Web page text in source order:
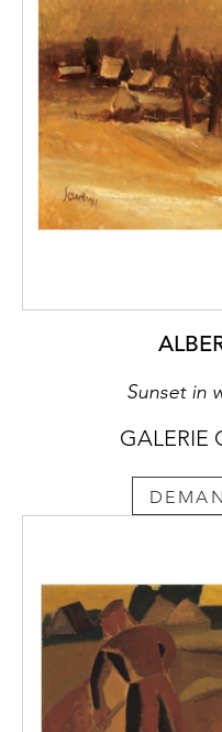
Sunset in
GALERIE